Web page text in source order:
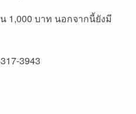
1,000 บาท นอกจากนี้ยังมี
3943